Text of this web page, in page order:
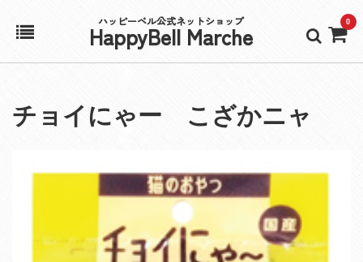
ハッピーベル公式ネットショップ
HappyBell Marche 0
アカウント
チョイにゃー こざかニャ